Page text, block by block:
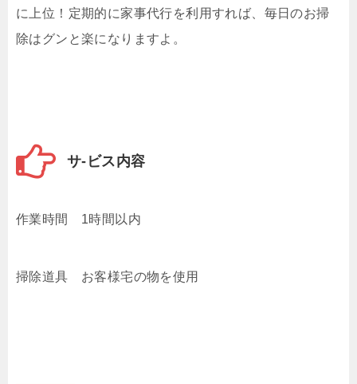
に上位！定期的に家事代行を利用すれば、毎日のお掃
除はグンと楽になりますよ。
サ-ビス内容
作業時間 1時間以内
掃除道具 お客様宅の物を使用